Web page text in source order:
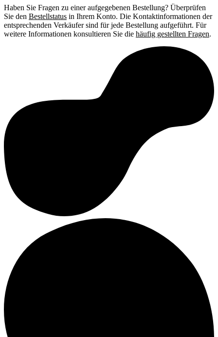
Haben Sie Fragen zu einer aufgegebenen Bestellung? Überprüfen
Sie den Bestellstatus in Ihrem Konto. Die Kontaktinformationen der
entsprechenden Verkäufer sind für jede Bestellung aufgeführt. Für
weitere Informationen konsultieren Sie die häufig gestellten Fragen.